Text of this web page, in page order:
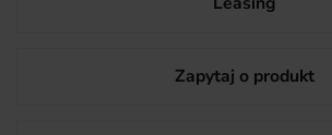
Zapytaj o produkt